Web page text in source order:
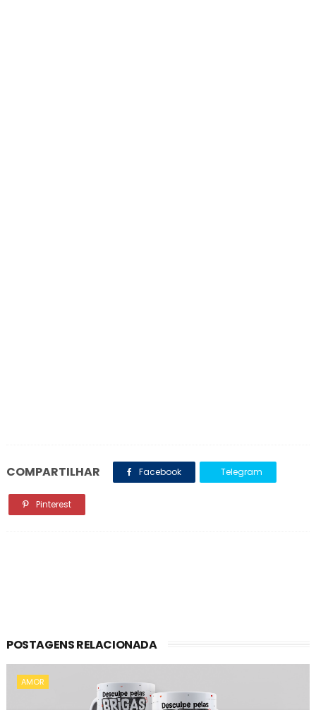
COMPARTILHAR Facebook Telegram
Pinterest
POSTAGENS RELACIONADA
AMOR